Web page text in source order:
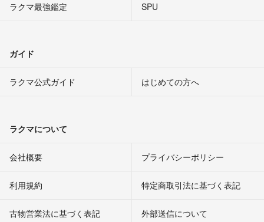
ラクマ最強鑑定
SPU
ガイド
ラクマ公式ガイド はじめての方へ
ラクマについて
会社概要 プライバシーポリシー
利用規約 特定商取引法に基づく表記
古物営業法に基づく表記 外部送信について